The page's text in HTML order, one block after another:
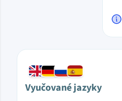
Vyučované jazyky